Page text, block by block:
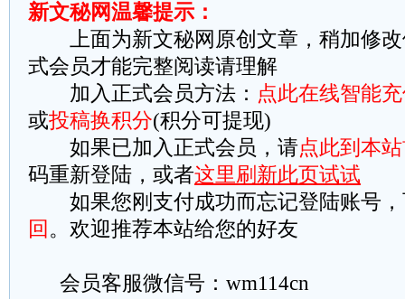
新文秘网温馨提示：
上面为新文秘网原创文章，稍加修改
式会员才能完整阅读请理解
加入正式会员方法： 点此在线智能
或投稿换积分(积分可提现)
如果已加入正式会员，请点此到本
码重新登陆，或者这里刷新此页试试
如果您刚支付成功而忘记登陆账号，
回 。欢迎推荐本站给您的好友
会员客服微信号：wm114cn